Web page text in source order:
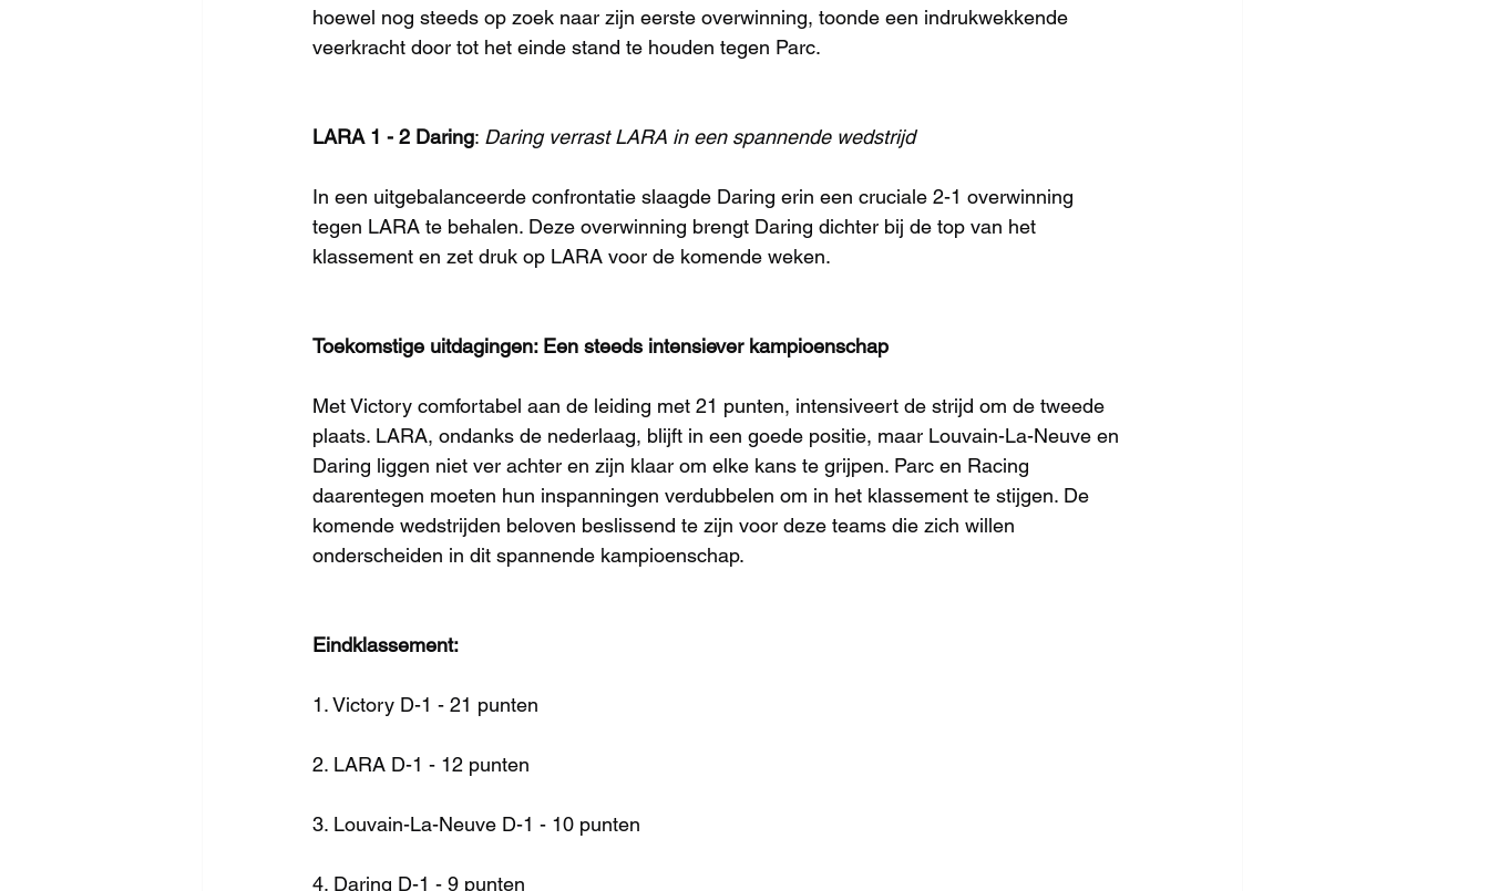
hoewel nog steeds op zoek naar zijn eerste overwinning, toonde een indrukwekkende
veerkracht door tot het einde stand te houden tegen Parc.
LARA 1 - 2 Daring: Daring verrast LARA in een spannende wedstrijd
In een uitgebalanceerde confrontatie slaagde Daring erin een cruciale 2-1 overwinning
tegen LARA te behalen. Deze overwinning brengt Daring dichter bij de top van het
klassement en zet druk op LARA voor de komende weken.
Toekomstige uitdagingen: Een steeds intensiever kampioenschap
Met Victory comfortabel aan de leiding met 21 punten, intensiveert de strijd om de tweede
plaats. LARA, ondanks de nederlaag, blijft in een goede positie, maar Louvain-La-Neuve en
Daring liggen niet ver achter en zijn klaar om elke kans te grijpen. Parc en Racing
daarentegen moeten hun inspanningen verdubbelen om in het klassement te stijgen. De
komende wedstrijden beloven beslissend te zijn voor deze teams die zich willen
onderscheiden in dit spannende kampioenschap.
Eindklassement:
1. Victory D-1 - 21 punten
2. LARA D-1 - 12 punten
3. Louvain-La-Neuve D-1 - 10 punten
4. Daring D-1 - 9 punten